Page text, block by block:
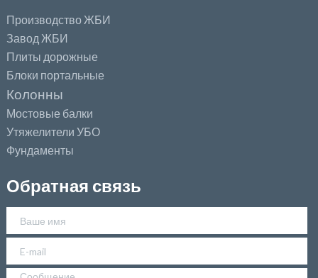
Производство ЖБИ
Завод ЖБИ
Плиты дорожные
Блоки портальные
Колонны
Мостовые балки
Утяжелители УБО
Фундаменты
Обратная связь